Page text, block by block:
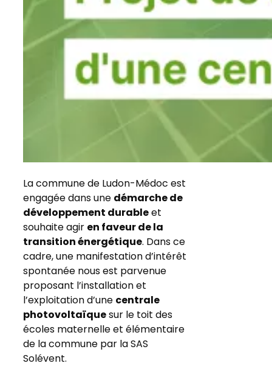
La commune de Ludon-Médoc est
engagée dans une démarche de
développement durableet
souhaite agir en faveur de la
transition énergétique. Dans ce
cadre, une manifestation d’intérêt
spontanée nous est parvenue
proposant l’installation et
l’exploitation d’une centrale
photovoltaïquesur le toit des
écoles maternelle et élémentaire
de la commune par la SAS
Solévent.